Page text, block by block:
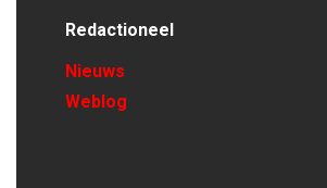
Redactioneel
Nieuws
Weblog